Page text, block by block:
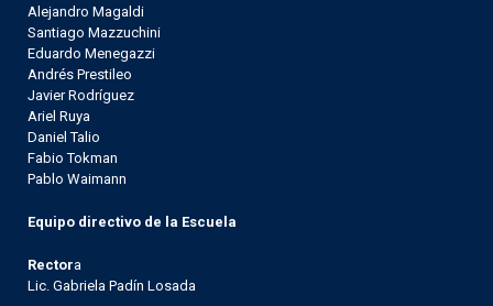
Alejandro Magaldi
Santiago Mazzuchini
Eduardo Menegazzi
Andrés Prestileo
Javier Rodríguez
Ariel Ruya
Daniel Talio
Fabio Tokman
Pablo Waimann
Equipo directivo de la Escuela
Rectora
Lic. Gabriela Padín Losada